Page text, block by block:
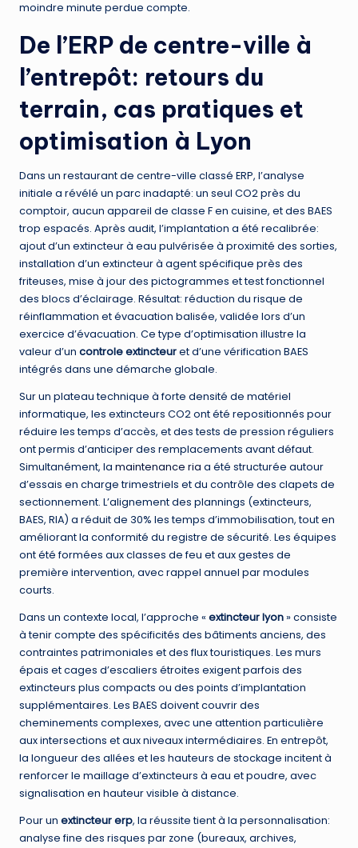
moindre minute perdue compte.
De l’ERP de centre-ville à
l’entrepôt: retours du
terrain, cas pratiques et
optimisation à Lyon
Dans un restaurant de centre-ville classé ERP, l’analyse
initiale a révélé un parc inadapté: un seul CO2 près du
comptoir, aucun appareil de classe F en cuisine, et des BAES
trop espacés. Après audit, l’implantation a été recalibrée:
ajout d’un extincteur à eau pulvérisée à proximité des sorties,
installation d’un extincteur à agent spécifique près des
friteuses, mise à jour des pictogrammes et test fonctionnel
des blocs d’éclairage. Résultat: réduction du risque de
réinflammation et évacuation balisée, validée lors d’un
exercice d’évacuation. Ce type d’optimisation illustre la
valeur d’un controle extincteuret d’une vérification BAES
intégrés dans une démarche globale.
Sur un plateau technique à forte densité de matériel
informatique, les extincteurs CO2 ont été repositionnés pour
réduire les temps d’accès, et des tests de pression réguliers
ont permis d’anticiper des remplacements avant défaut.
Simultanément, la maintenance ria a été structurée autour
d’essais en charge trimestriels et du contrôle des clapets de
sectionnement. L’alignement des plannings (extincteurs,
BAES, RIA) a réduit de 30% les temps d’immobilisation, tout en
améliorant la conformité du registre de sécurité. Les équipes
ont été formées aux classes de feu et aux gestes de
première intervention, avec rappel annuel par modules
courts.
Dans un contexte local, l’approche « extincteur lyon» consiste
à tenir compte des spécificités des bâtiments anciens, des
contraintes patrimoniales et des flux touristiques. Les murs
épais et cages d’escaliers étroites exigent parfois des
extincteurs plus compacts ou des points d’implantation
supplémentaires. Les BAES doivent couvrir des
cheminements complexes, avec une attention particulière
aux intersections et aux niveaux intermédiaires. En entrepôt,
la longueur des allées et les hauteurs de stockage incitent à
renforcer le maillage d’extincteurs à eau et poudre, avec
signalisation en hauteur visible à distance.
Pour un extincteur erp, la réussite tient à la personnalisation:
analyse fine des risques par zone (bureaux, archives,